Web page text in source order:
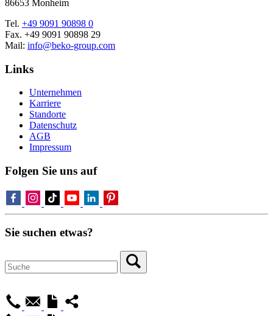
86653 Monheim
Tel. +49 9091 90898 0
Fax. +49 9091 90898 29
Mail: info@beko-group.com
Links
Unternehmen
Karriere
Standorte
Datenschutz
AGB
Impressum
Folgen Sie uns auf
Sie suchen etwas?